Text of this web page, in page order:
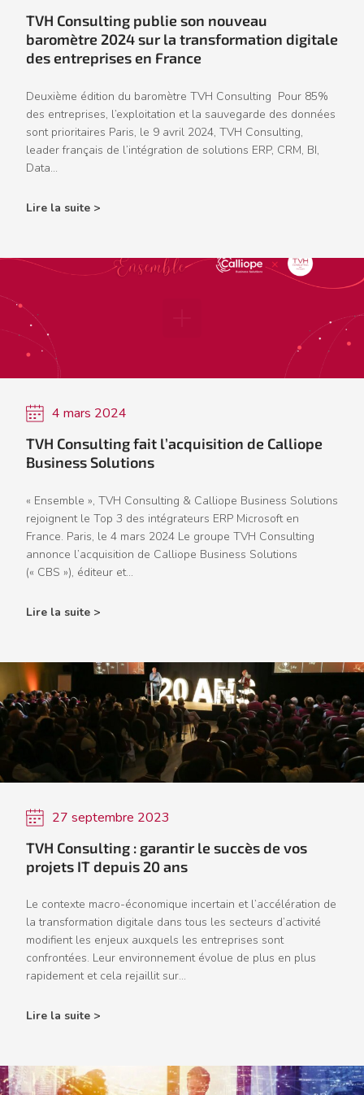
TVH Consulting publie son nouveau
baromètre 2024 sur la transformation digitale
des entreprises en France
Deuxième édition du baromètre TVH Consulting Pour 85%
des entreprises, l’exploitation et la sauvegarde des données
sont prioritaires Paris, le 9 avril 2024, TVH Consulting,
leader français de l’intégration de solutions ERP, CRM, BI,
Data...
Lire la suite >
4 mars 2024
TVH Consulting fait l’acquisition de Calliope
Business Solutions
« Ensemble », TVH Consulting & Calliope Business Solutions
rejoignent le Top 3 des intégrateurs ERP Microsoft en
France. Paris, le 4 mars 2024 Le groupe TVH Consulting
annonce l’acquisition de Calliope Business Solutions
(« CBS »), éditeur et...
Lire la suite >
27 septembre 2023
TVH Consulting : garantir le succès de vos
projets IT depuis 20 ans
Le contexte macro-économique incertain et l’accélération de
la transformation digitale dans tous les secteurs d’activité
modifient les enjeux auxquels les entreprises sont
confrontées. Leur environnement évolue de plus en plus
rapidement et cela rejaillit sur...
Lire la suite >